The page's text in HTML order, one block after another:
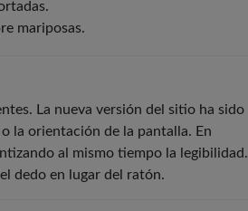
mariposas.
La nueva versión del sitio ha sido
la orientación de la pantalla. En
al mismo tiempo la legibilidad.
dedo en lugar del ratón.